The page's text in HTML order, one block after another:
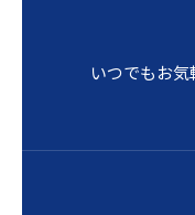
いつでもお気